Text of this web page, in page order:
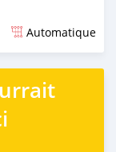
Automatique